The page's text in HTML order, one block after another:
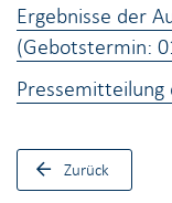
Ergebnisse der
(Gebotstermin:
Zurück